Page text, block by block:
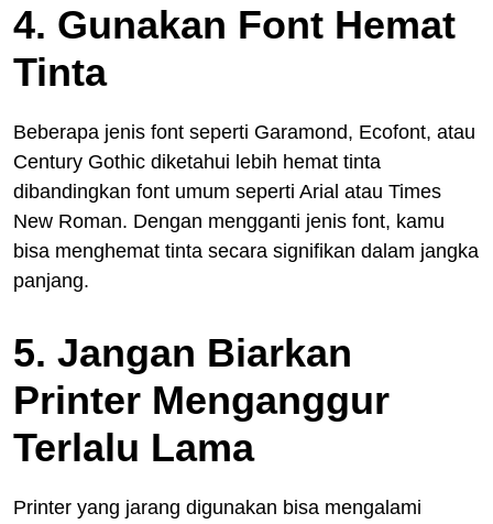
4. Gunakan Font Hemat
Tinta
Beberapa jenis font seperti Garamond, Ecofont, atau
Century Gothic diketahui lebih hemat tinta
dibandingkan font umum seperti Arial atau Times
New Roman. Dengan mengganti jenis font, kamu
bisa menghemat tinta secara signifikan dalam jangka
panjang.
5. Jangan Biarkan
Printer Menganggur
Terlalu Lama
Printer yang jarang digunakan bisa mengalami